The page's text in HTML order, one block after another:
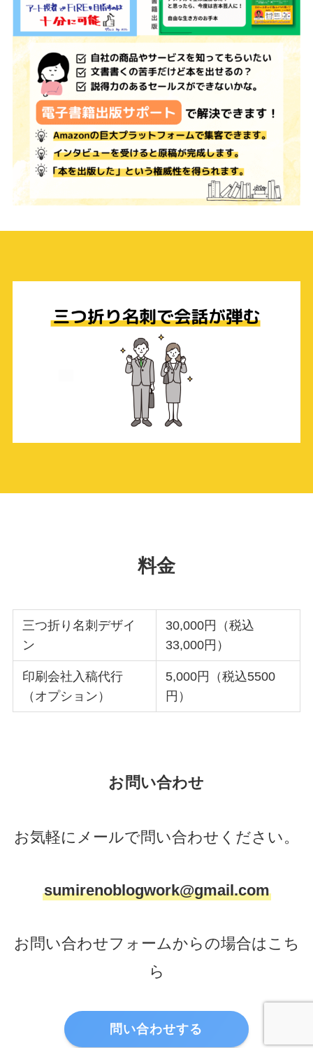
料金
三つ折り名刺デザイ
ン
30,000円（税込
33,000円）
印刷会社入稿代行
（オプション）
5,000円（税込5500
円）
お問い合わせ
お気軽にメールで問い合わせください。
sumirenoblogwork@gmail.com
お問い合わせフォームからの場合はこち
ら
問い合わせする